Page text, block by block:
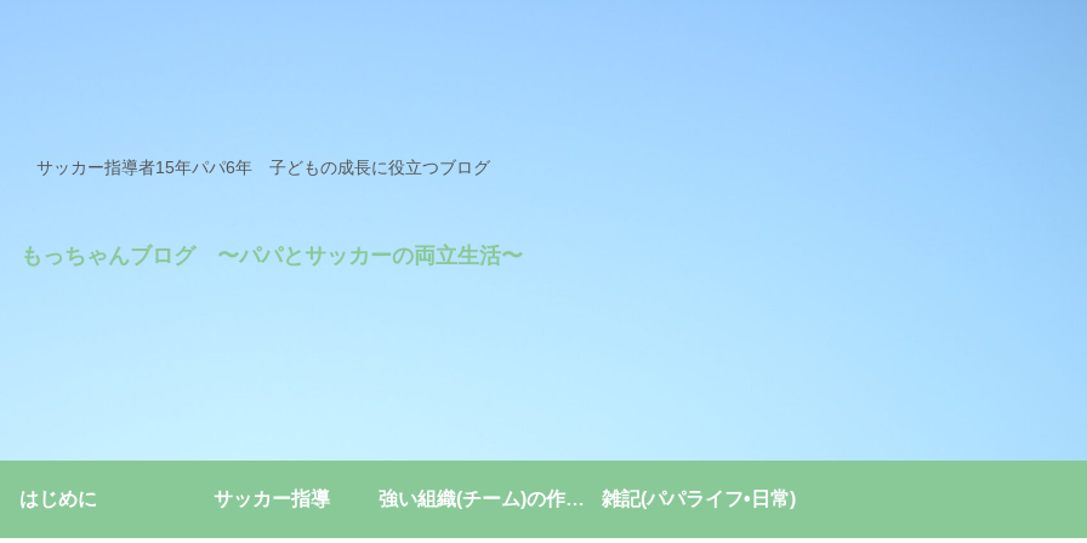
サッカー指導者15年パパ6年 子どもの成長に役立つブログ
もっちゃんブログ 〜パパとサッカーの両立生活〜
はじめに サッカー指導 強い組織(チーム)の作り方 雑記(パパライフ•日常)